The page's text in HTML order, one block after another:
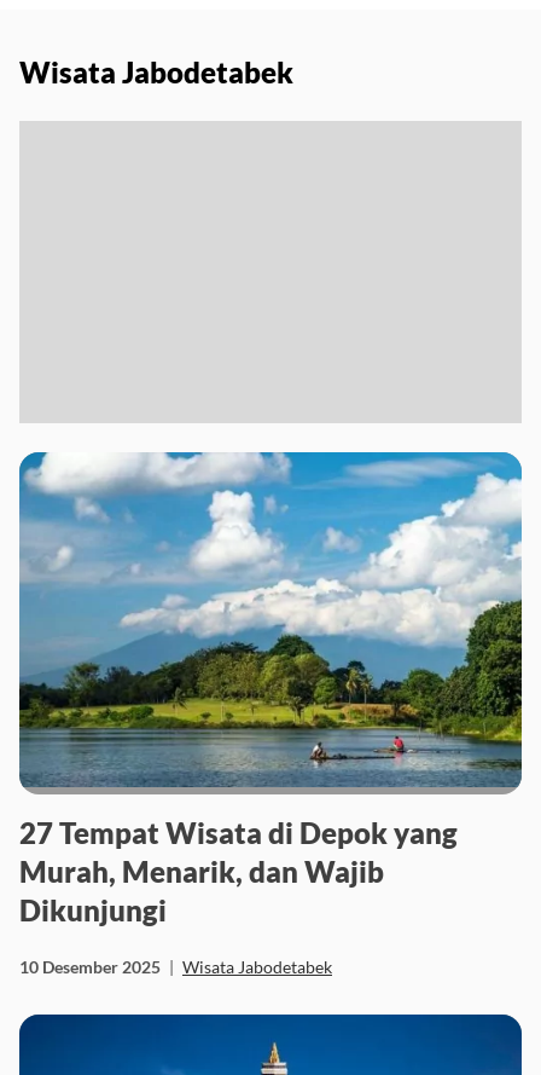
Wisata Jabodetabek
27 Tempat Wisata di Depok yang
Murah, Menarik, dan Wajib
Dikunjungi
10 Desember 2025 | Wisata Jabodetabek